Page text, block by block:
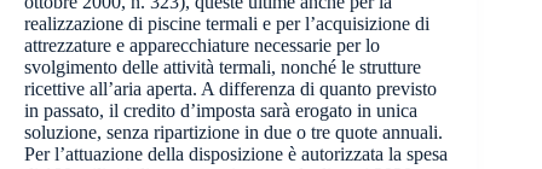
realizzazione di piscine termali e per l’acquisizione di
attrezzature e apparecchiature necessarie per lo
svolgimento delle attività termali, nonché le strutture
ricettive all’aria aperta. A differenza di quanto previsto
in passato, il credito d’imposta sarà erogato in unica
soluzione, senza ripartizione in due o tre quote annuali.
Per l’attuazione della disposizione è autorizzata la spesa